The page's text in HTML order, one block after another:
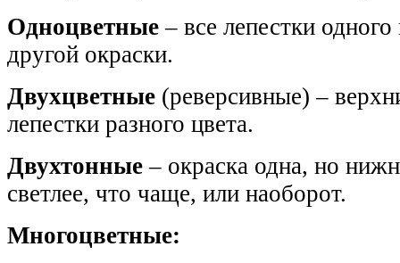
Одноцветные – все лепестки
другой окраски.
Двухцветные (реверсивные) –
лепестки разного цвета.
Двухтонные – окраска одна, но
светлее, что чаще, или наоборот.
Многоцветные: